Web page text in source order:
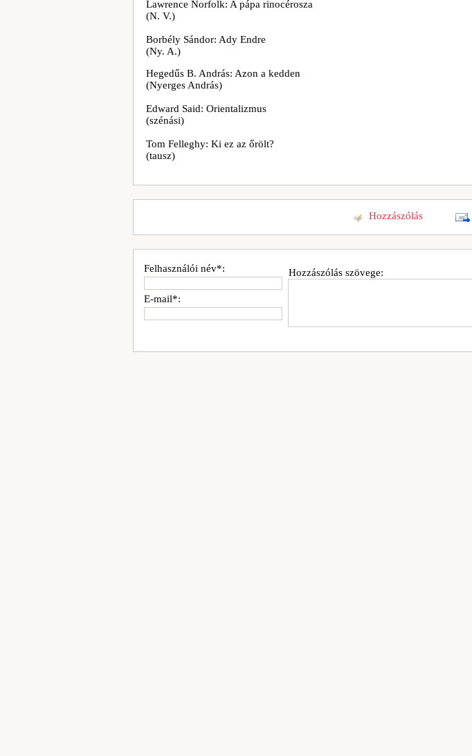
Lawrence Norfolk: A pápa rinocérosza
(N. V.)
Borbély Sándor: Ady Endre
(Ny. A.)
Hegedűs B. András: Azon a kedden
(Nyerges András)
Edward Said: Orientalizmus
(szénási)
Tom Felleghy: Ki ez az őrölt?
(tausz)
Hozzászólás
Hozzászólás szövege:
Felhasználói név*:
E-mail*: